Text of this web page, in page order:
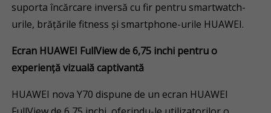
suporta încărcare inversă cu fir pentru smartwatch-
urile, brățările fitness și smartphone-urile HUAWEI.
Ecran HUAWEI FullView de 6,75 inchi pentru o
experiență vizuală captivantă
HUAWEI nova Y70 dispune de un ecran HUAWEI